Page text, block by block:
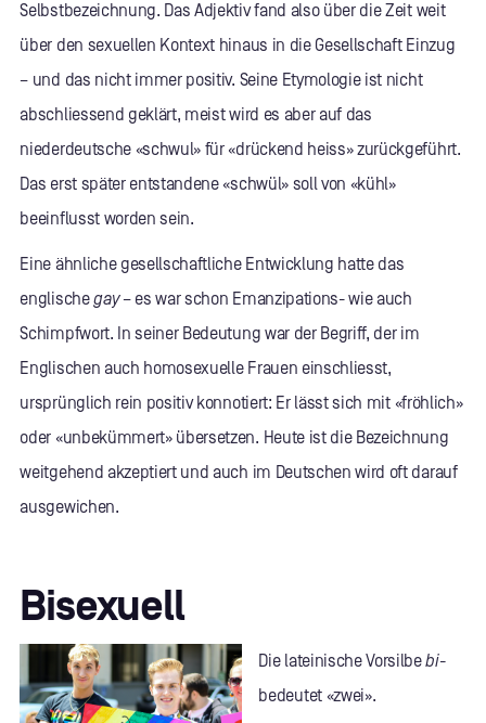
Selbstbezeichnung. Das Adjektiv fand also über die Zeit weit
über den sexuellen Kontext hinaus in die Gesellschaft Einzug
– und das nicht immer positiv. Seine Etymologie ist nicht
abschliessend geklärt, meist wird es aber auf das
niederdeutsche «schwul» für «drückend heiss» zurückgeführt.
Das erst später entstandene «schwül» soll von «kühl»
beeinflusst worden sein.
Eine ähnliche gesellschaftliche Entwicklung hatte das
englischegay– es war schon Emanzipations- wie auch
Schimpfwort. In seiner Bedeutung war der Begriff, der im
Englischen auch homosexuelle Frauen einschliesst,
ursprünglich rein positiv konnotiert: Er lässt sich mit «fröhlich»
oder «unbekümmert» übersetzen. Heute ist die Bezeichnung
weitgehend akzeptiert und auch im Deutschen wird oft darauf
ausgewichen.
Bisexuell
Die lateinische Vorsilbebi-
bedeutet «zwei».